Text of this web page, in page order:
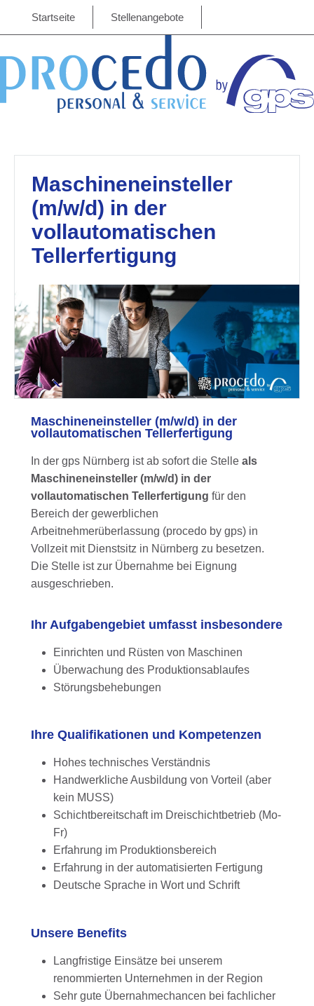
Startseite Stellenangebote
Maschineneinsteller
(m/w/d) in der
vollautomatischen
Tellerfertigung
Maschineneinsteller (m/w/d) in der
vollautomatischen Tellerfertigung
In der gps Nürnberg ist ab sofort die Stelle als
Maschineneinsteller (m/w/d) in der
vollautomatischen Tellerfertigung für den
Bereich der gewerblichen
Arbeitnehmerüberlassung (procedo by gps) in
Vollzeit mit Dienstsitz in Nürnberg zu besetzen.
Die Stelle ist zur Übernahme bei Eignung
ausgeschrieben.
Ihr Aufgabengebiet umfasst insbesondere
Einrichten und Rüsten von Maschinen
Überwachung des Produktionsablaufes
Störungsbehebungen
Ihre Qualifikationen und Kompetenzen
Hohes technisches Verständnis
Handwerkliche Ausbildung von Vorteil (aber
kein MUSS)
Schichtbereitschaft im Dreischichtbetrieb (Mo-
Fr)
Erfahrung im Produktionsbereich
Erfahrung in der automatisierten Fertigung
Deutsche Sprache in Wort und Schrift
Unsere Benefits
Langfristige Einsätze bei unserem
renommierten Unternehmen in der Region
Sehr gute Übernahmechancen bei fachlicher